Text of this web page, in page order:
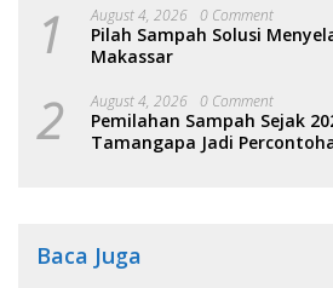
1 August 4, 2026 0 Comment
Pilah Sampah Solusi
Makassar
2 August 4, 2026 0 Comment
Pemilahan Sampah Sejak
Tamangapa Jadi
Baca Juga